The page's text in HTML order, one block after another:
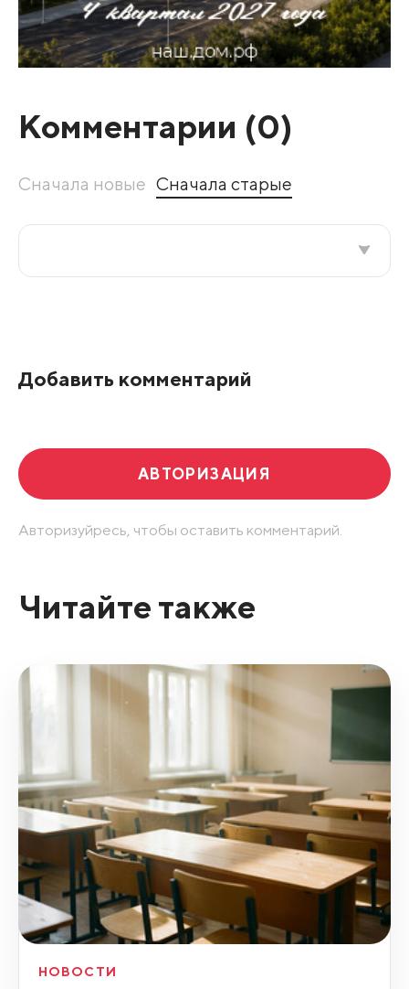
Комментарии (0)
Сначала новые Сначала старые
Добавить комментарий
АВТОРИЗАЦИЯ
Авторизуйресь, чтобы оставить комментарий.
Читайте также
НОВОСТИ